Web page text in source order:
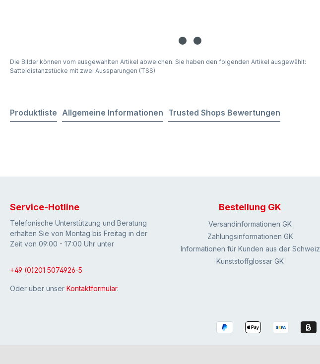
Die Bilder können vom ausgewählten Artikel abweichen. Sie haben den folgenden Artikel ausgewählt:
Satteldistanzstücke mit zwei Aussparungen (TSS)
Produktliste Allgemeine Informationen Trusted Shops Bewertungen
Service-Hotline
Telefonische Unterstützung und Beratung
erhalten Sie von Montag bis Freitag in der
Zeit von 09:00 - 17:00 Uhr unter
+49 (0)201 5074926-5
Oder über unser Kontaktformular.
Bestellung GK
Versandinformationen GK
Zahlungsinformationen GK
Informationen für Kunden aus der Schweiz
Kunststoffglossar GK